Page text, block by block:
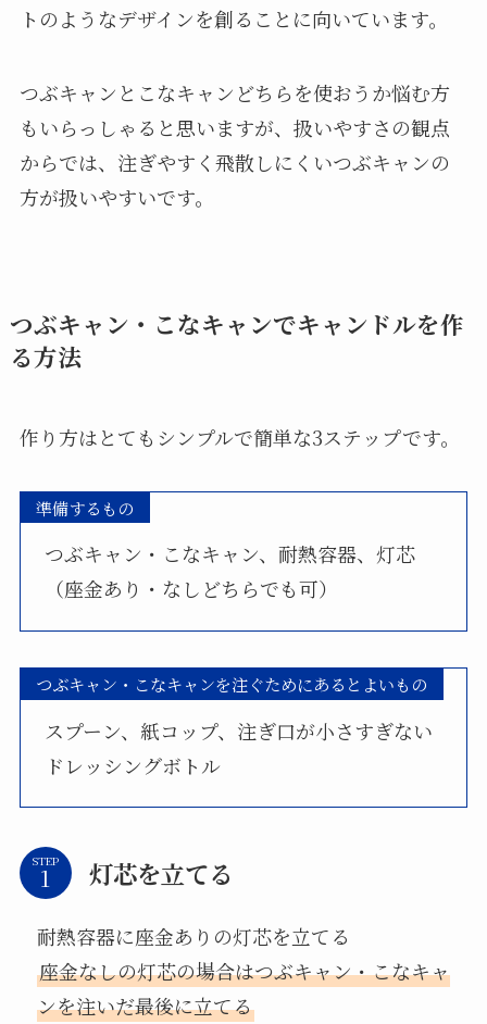
トのようなデザインを創ることに向いています。
つぶキャンとこなキャンどちらを使おうか悩む方
もいらっしゃると思いますが、扱いやすさの観点
からでは、注ぎやすく飛散しにくいつぶキャンの
方が扱いやすいです。
つぶキャン・こなキャンでキャンドルを作
る方法
作り方はとてもシンプルで簡単な3ステップです。
準備するもの
つぶキャン・こなキャン、耐熱容器、灯芯
（座金あり・なしどちらでも可）
つぶキャン・こなキャンを注ぐためにあるとよいもの
スプーン、紙コップ、注ぎ口が小さすぎない
ドレッシングボトル
STEP 灯芯を立てる
耐熱容器に座金ありの灯芯を立てる
座金なしの灯芯の場合はつぶキャン・こなキャ
ンを注いだ最後に立てる